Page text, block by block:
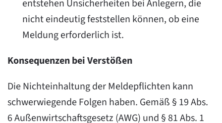
entstehen Unsicherheiten bei Anlegern, die
nicht eindeutig feststellen können, ob eine
Meldung erforderlich ist.
Konsequenzen bei Verstößen
Die Nichteinhaltung der Meldepflichten kann
schwerwiegende Folgen haben. Gemäß § 19 Abs.
6 Außenwirtschaftsgesetz (AWG) und § 81 Abs. 1